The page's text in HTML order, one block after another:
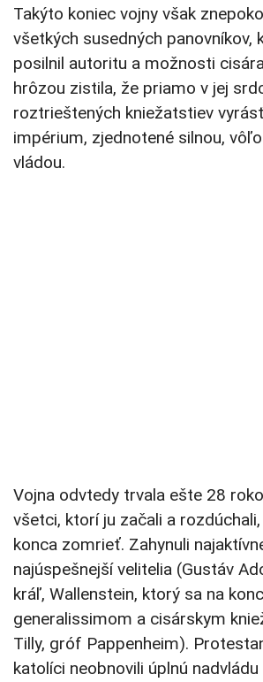
Takýto koniec vojny však
všetkých susedných panovníkov,
posilnil autoritu a možnosti
hrôzou zistila, že priamo v jej
roztrieštených kniežatstiev
impérium, zjednotené silnou,
vládou.
Vojna odvtedy trvala ešte 28
všetci, ktorí ju začali a
konca zomrieť. Zahynuli
najúspešnejší velitelia (Gustáv
kráľ, Wallenstein, ktorý sa na
generalissimom a cisárskym
Tilly, gróf Pappenheim).
katolíci neobnovili úplnú